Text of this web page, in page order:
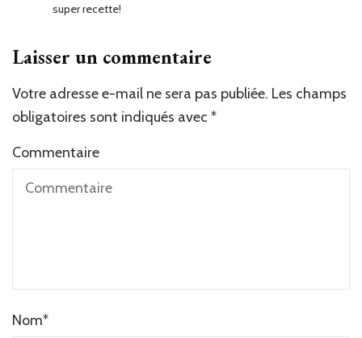
super recette!
Laisser un commentaire
Votre adresse e-mail ne sera pas publiée. Les champs
obligatoires sont indiqués avec *
Commentaire
Nom*